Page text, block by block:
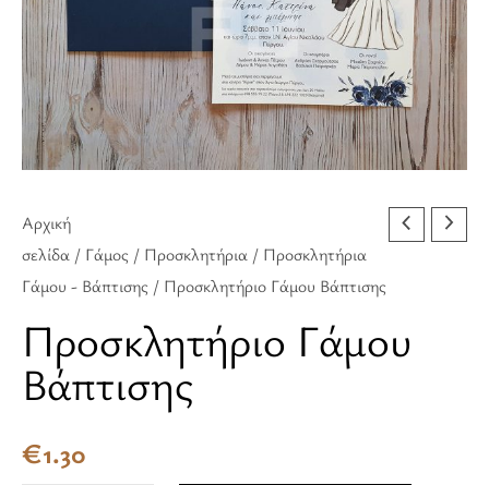
Αρχική
σελίδα / Γάμος / Προσκλητήρια / Προσκλητήρια
Γάμου - Βάπτισης / Προσκλητήριο Γάμου Βάπτισης
Προσκλητήριο Γάμου
Βάπτισης
€1.30